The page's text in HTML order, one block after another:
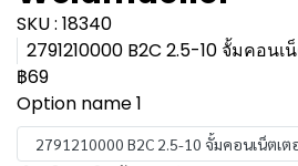
SKU : 18340
2791210000 B2C 2.5-10 จั้มคอน
฿69
Option name 1
2791210000 B2C 2.5-10 จั้มคอนเน็ตเต